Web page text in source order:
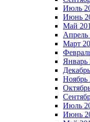
Июль
Июнь
Май
Апрель
Март
Январь
Ноябрь
Июль
Июнь